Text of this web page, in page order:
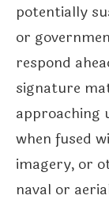
potentially
or
respond
signature
approaching
when fused
imagery, or
naval or